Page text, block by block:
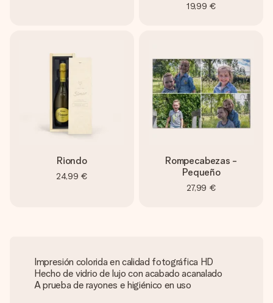
19,99 €
Riondo
24,99 €
Rompecabezas -
Pequeño
27,99 €
Impresión colorida en calidad fotográfica HD
Hecho de vidrio de lujo con acabado acanalado
A prueba de rayones e higiénico en uso